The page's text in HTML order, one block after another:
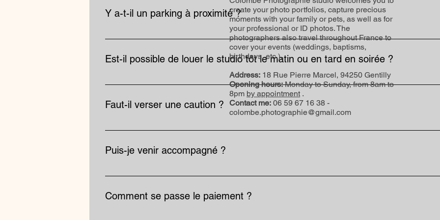
matériel. Cet accompagnement sera toutefois uniquement pour les premières minutes du
davantage, le studio propose également des cours photo.
Y a-t-il un parking à proximité ?
Le studio ne dispose pas de parking mais il est possible de se garer facilement dans les rues
Est-il possible de louer le studio tôt le matin ou en tard en soirée ?
Sur demande, oui.
Faut-il verser une caution ?
Aucune caution n'est demandée. Nous attendons toutefois de la part des locataires le plus
Puis-je venir accompagné ?
Oui, le studio peut accueillir plusieurs personnes pour vos séances (modèles, maquilleurs,
Comment se passe le paiement ?
create your photo portfolios, capture precious
moments with your family or pets, as well as for
your professional or ID photos. The
photographers also travel throughout France to
cover your events (weddings, baptisms,
birthdays, etc.).
Address: 18 Rue Pierre Marcel, 94250 Gentilly
Opening hours:Monday to Sunday, from 8am to
8pm by appointment .
Contact me: 06 59 67 16 38 -
colombe.photographie@gmail.com